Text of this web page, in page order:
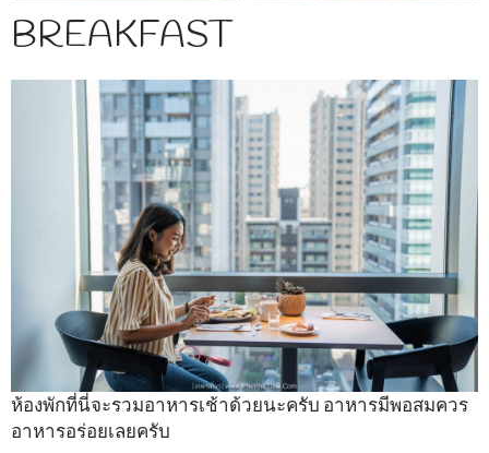
BREAKFAST
ห้องพักที่นี่จะรวมอาหารเช้าด้วยนะครับ อาหารมีพอสมควร
อาหารอร่อยเลยครับ